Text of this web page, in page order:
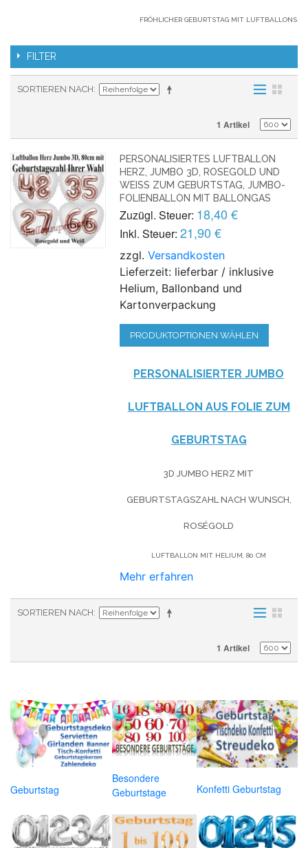
FRÖHLICHER GEBURTSTAG MIT LUFTBALLONS
FILTER
SORTIEREN NACH
1 Artikel
PERSONALISIERTES LUFTBALLON
HERZ, JUMBO 3D, ROSEGOLD UND
WEISS ZUM GEBURTSTAG, JUMBO-F
OLIENBALLON MIT BALLONGAS
Zuzügl. Steuer: 18,40 €
Inkl. Steuer: 21,90 €
zzgl.Versandkosten
Lieferzeit: lieferbar / inklusive
Helium, Ballonband und
Kartonverpackung
PRODUKTOPTIONEN WÄHLEN
PERSONALISIERTER JUMBO
LUFTBALLON AUS FOLIE ZUM
GEBURTSTAG
3D JUMBO HERZ MIT
GEBURTSTAGSZAHL NACH WUNSCH,
ROSÉGOLD
LUFTBALLON MIT HELIUM, 80 CM
Mehr erfahren
SORTIEREN NACH
1 Artikel
Geburtstag
Besondere
Geburtstage
Konfetti Geburtstag